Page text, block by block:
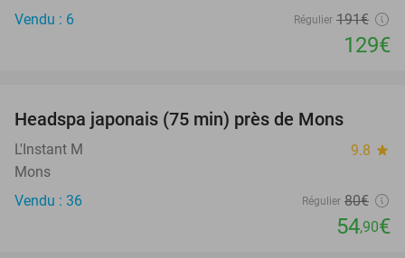
Vendu : 6
Régulier 191€
129€
Headspa japonais (75 min) près de Mons
L'Instant M 9.8 star
Mons
Vendu : 36
Régulier 80€
54,90€